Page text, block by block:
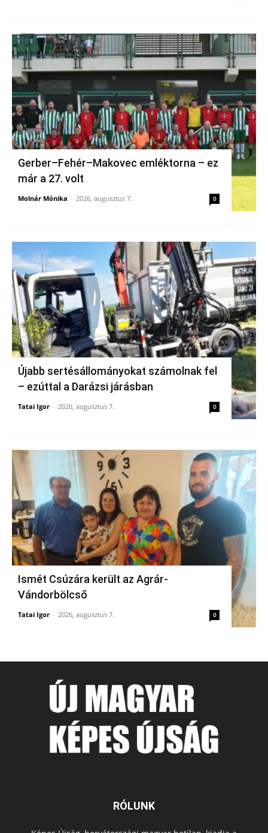
Gerber–Fehér–Makovec emléktorna – ez
már a 27. volt
Molnár Mónika - 2026, augusztus 7. 0
Újabb sertésállományokat számolnak fel
– ezúttal a Darázsi járásban
Tatai Igor - 2026, augusztus 7. 0
Ismét Csúzára került az Agrár-
Vándorbölcső
Tatai Igor - 2026, augusztus 7. 0
RÓLUNK